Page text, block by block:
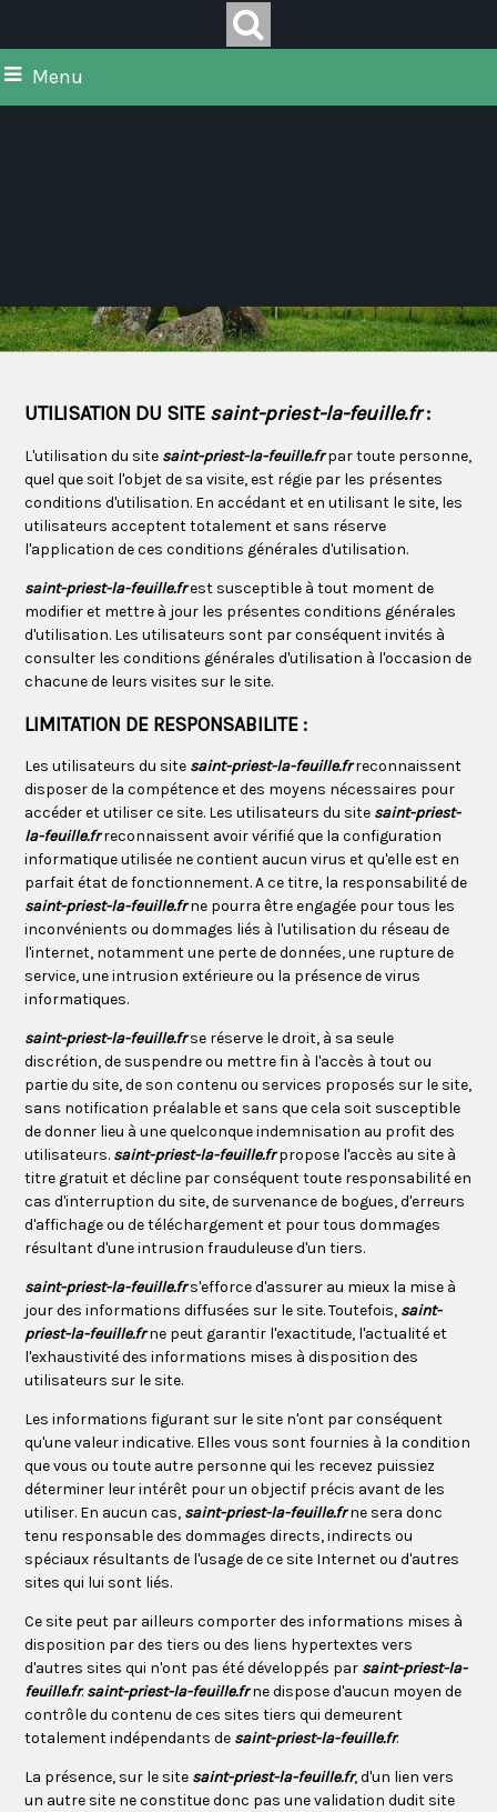
Menu
UTILISATION DU SITE saint-priest-la-feuille.fr:
L'utilisation du site saint-priest-la-feuille.frpar toute personne,
quel que soit l'objet de sa visite, est régie par les présentes
conditions d'utilisation. En accédant et en utilisant le site, les
utilisateurs acceptent totalement et sans réserve
l'application de ces conditions générales d'utilisation.
saint-priest-la-feuille.frest susceptible à tout moment de
modifier et mettre à jour les présentes conditions générales
d'utilisation. Les utilisateurs sont par conséquent invités à
consulter les conditions générales d'utilisation à l'occasion de
chacune de leurs visites sur le site.
LIMITATION DE RESPONSABILITE :
Les utilisateurs du site saint-priest-la-feuille.frreconnaissent
disposer de la compétence et des moyens nécessaires pour
accéder et utiliser ce site. Les utilisateurs du site saint-priest-
la-feuille.frreconnaissent avoir vérifié que la configuration
informatique utilisée ne contient aucun virus et qu'elle est en
parfait état de fonctionnement. A ce titre, la responsabilité de
saint-priest-la-feuille.frne pourra être engagée pour tous les
inconvénients ou dommages liés à l'utilisation du réseau de
l'internet, notamment une perte de données, une rupture de
service, une intrusion extérieure ou la présence de virus
informatiques.
saint-priest-la-feuille.frse réserve le droit, à sa seule
discrétion, de suspendre ou mettre fin à l'accès à tout ou
partie du site, de son contenu ou services proposés sur le site,
sans notification préalable et sans que cela soit susceptible
de donner lieu à une quelconque indemnisation au profit des
utilisateurs. saint-priest-la-feuille.frpropose l'accès au site à
titre gratuit et décline par conséquent toute responsabilité en
cas d'interruption du site, de survenance de bogues, d'erreurs
d'affichage ou de téléchargement et pour tous dommages
résultant d'une intrusion frauduleuse d'un tiers.
saint-priest-la-feuille.frs'efforce d'assurer au mieux la mise à
jour des informations diffusées sur le site. Toutefois, saint-
priest-la-feuille.frne peut garantir l'exactitude, l'actualité et
l'exhaustivité des informations mises à disposition des
utilisateurs sur le site.
Les informations figurant sur le site n'ont par conséquent
qu'une valeur indicative. Elles vous sont fournies à la condition
que vous ou toute autre personne qui les recevez puissiez
déterminer leur intérêt pour un objectif précis avant de les
utiliser. En aucun cas, saint-priest-la-feuille.frne sera donc
tenu responsable des dommages directs, indirects ou
spéciaux résultants de l'usage de ce site Internet ou d'autres
sites qui lui sont liés.
Ce site peut par ailleurs comporter des informations mises à
disposition par des tiers ou des liens hypertextes vers
d'autres sites qui n'ont pas été développés par saint-priest-la-
feuille.fr.saint-priest-la-feuille.frne dispose d'aucun moyen de
contrôle du contenu de ces sites tiers qui demeurent
totalement indépendants de saint-priest-la-feuille.fr.
La présence, sur le site saint-priest-la-feuille.fr, d'un lien vers
un autre site ne constitue donc pas une validation dudit site